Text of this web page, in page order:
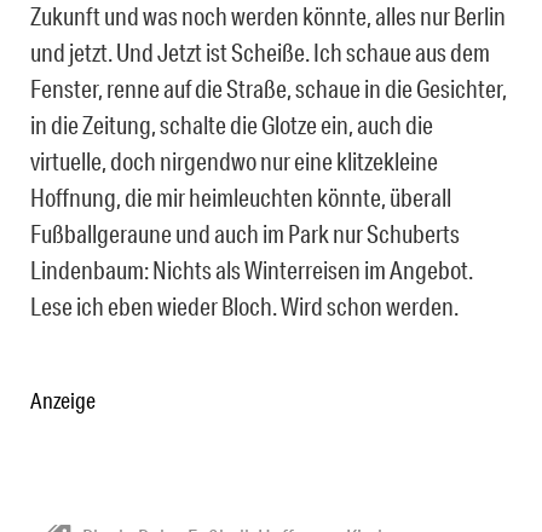
Zukunft und was noch werden könnte, alles nur Berlin
und jetzt. Und Jetzt ist Scheiße. Ich schaue aus dem
Fenster, renne auf die Straße, schaue in die Gesichter,
in die Zeitung, schalte die Glotze ein, auch die
virtuelle, doch nirgendwo nur eine klitzekleine
Hoffnung, die mir heimleuchten könnte, überall
Fußballgeraune und auch im Park nur Schuberts
Lindenbaum: Nichts als Winterreisen im Angebot.
Lese ich eben wieder Bloch. Wird schon werden.
Anzeige